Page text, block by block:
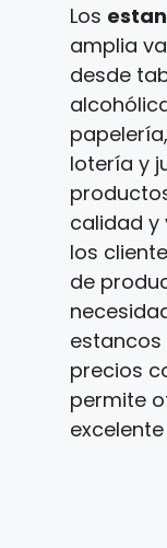
Los
amplia
desde
lotería y
calidad y
los
de
precios
permite